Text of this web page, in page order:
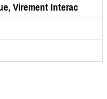
Virement Interac